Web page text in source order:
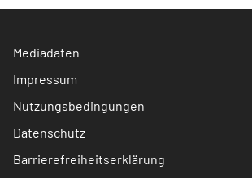
Mediadaten
Impressum
Nutzungsbedingungen
Datenschutz
Barrierefreiheitserklärung